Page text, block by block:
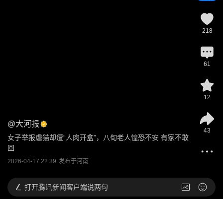
@大河报
女子举报虐猫却遭“人肉开盒”，八旬老人惶恐不安 有家不敢
回
2026-04-17 22:39 发布于河南
218
61
12
43
打开腾讯新闻客户端说两句